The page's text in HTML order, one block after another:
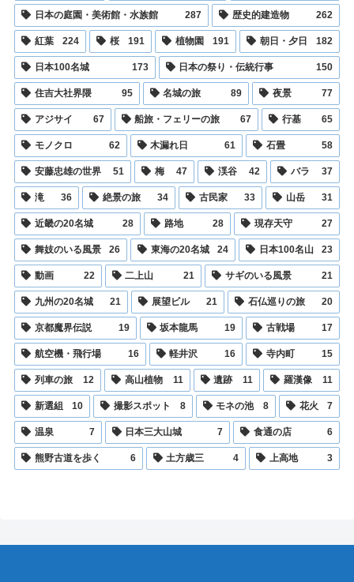
日本の庭園・美術館・水族館 287 歴史的建造物 262
紅葉 224 桜 191 植物園 191 朝日・夕日 182
日本100名城 173 日本の祭り・伝統行事 150
住吉大社界隈 95 名城の旅 89 夜景 77
アジサイ 67 船旅・フェリーの旅 67 行基 65
モノクロ 62 木漏れ日 61 石畳 58
安藤忠雄の世界 51 梅 47 渓谷 42 バラ 37
滝 36 絶景の旅 34 古民家 33 山岳 31
近畿の20名城 28 路地 28 現存天守 27
舞妓のいる風景 26 東海の20名城 24 日本100名山 23
動画 22 二上山 21 サギのいる風景 21
九州の20名城 21 展望ビル 21 石仏巡りの旅 20
京都魔界伝説 19 坂本龍馬 19 古戦場 17
航空機・飛行場 16 軽井沢 16 寺内町 15
列車の旅 12 高山植物 11 遺跡 11 羅漢像 11
新選組 10 撮影スポット 8 モネの池 8 花火 7
温泉 7 日本三大山城 7 食通の店 6
熊野古道を歩く 6 土方歳三 4 上高地 3